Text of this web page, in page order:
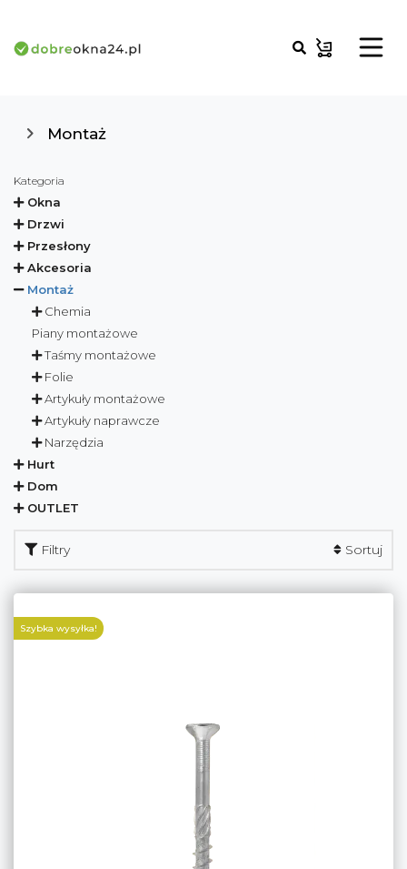
Montaż
Kategoria
Okna
Drzwi
Przesłony
Akcesoria
Montaż
Chemia
Piany montażowe
Taśmy montażowe
Folie
Artykuły montażowe
Artykuły naprawcze
Narzędzia
Hurt
Dom
OUTLET
Filtry Sortuj
Szybka wysyłka!